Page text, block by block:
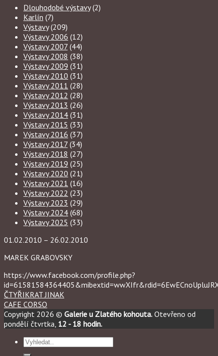
Dlouhodobé výstavy(2)
Karlín (7)
Výstavy(209)
Výstavy 2006 (12)
Výstavy 2007 (44)
Výstavy 2008 (38)
Výstavy 2009 (31)
Výstavy 2010 (31)
Výstavy 2011 (28)
Výstavy 2012 (28)
Výstavy 2013 (26)
Výstavy 2014 (31)
Výstavy 2015 (33)
Výstavy 2016 (37)
Výstavy 2017 (34)
Výstavy 2018 (27)
Výstavy 2019 (25)
Výstavy 2020 (21)
Výstavy 2021 (16)
Výstavy 2022 (23)
Výstavy 2023 (29)
Výstavy 2024 (68)
Výstavy 2025 (33)
01.02.2010 – 26.02.2010
MAREK GRABOVSKY
https://www.facebook.com/profile.php?
ČTYŘIKRAT JINAK
CAFE CORSO
Copyright 2026 © Galerie u Zlatého kohouta. Otevřeno od
pondělí čtvrtka, 12 - 18 hodin.
Hledat: